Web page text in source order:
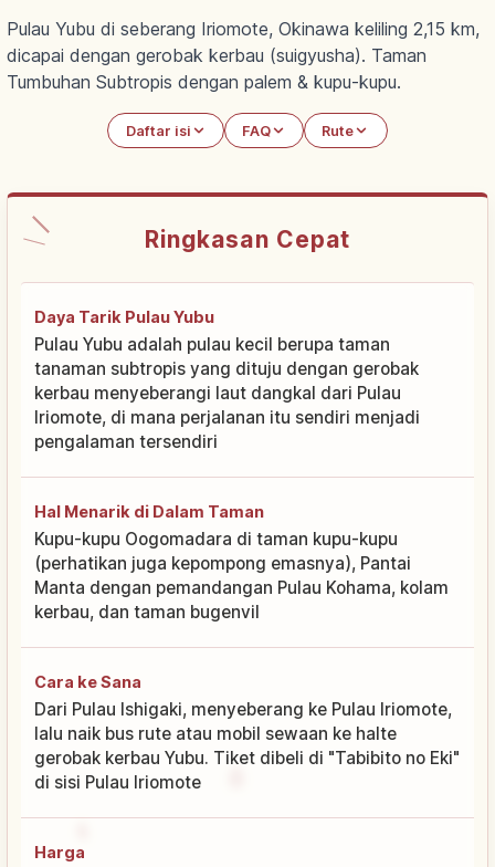
Pulau Yubu di seberang Iriomote, Okinawa keliling 2,15 km,
dicapai dengan gerobak kerbau (suigyusha). Taman
Tumbuhan Subtropis dengan palem & kupu-kupu.
Daftar isi FAQ Rute
Ringkasan Cepat
Daya Tarik Pulau Yubu
Pulau Yubu adalah pulau kecil berupa taman
tanaman subtropis yang dituju dengan gerobak
kerbau menyeberangi laut dangkal dari Pulau
Iriomote, di mana perjalanan itu sendiri menjadi
pengalaman tersendiri
Hal Menarik di Dalam Taman
Kupu-kupu Oogomadara di taman kupu-kupu
(perhatikan juga kepompong emasnya), Pantai
Manta dengan pemandangan Pulau Kohama, kolam
kerbau, dan taman bugenvil
Cara ke Sana
Dari Pulau Ishigaki, menyeberang ke Pulau Iriomote,
lalu naik bus rute atau mobil sewaan ke halte
gerobak kerbau Yubu. Tiket dibeli di "Tabibito no Eki"
di sisi Pulau Iriomote
Harga